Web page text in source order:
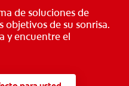
de soluciones de
objetivos de su sonrisa.
y encuentre el